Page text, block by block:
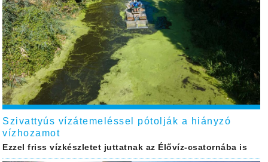
Szivattyús vízátemeléssel pótolják a hiányzó
vízhozamot
Ezzel friss vízkészletet juttatnak az Élővíz-csatornába is